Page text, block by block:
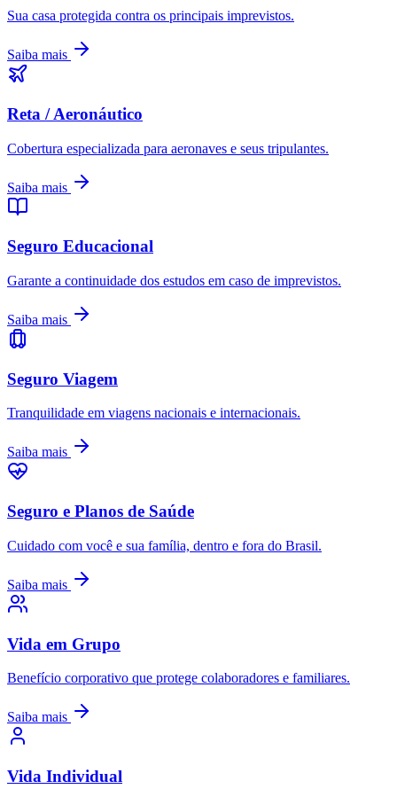
Sua casa protegida contra os principais imprevistos.
Saiba mais
Reta / Aeronáutico
Cobertura especializada para aeronaves e seus tripulantes.
Saiba mais
Seguro Educacional
Garante a continuidade dos estudos em caso de imprevistos.
Saiba mais
Seguro Viagem
Tranquilidade em viagens nacionais e internacionais.
Saiba mais
Seguro e Planos de Saúde
Cuidado com você e sua família, dentro e fora do Brasil.
Saiba mais
Vida em Grupo
Benefício corporativo que protege colaboradores e familiares.
Saiba mais
Vida Individual